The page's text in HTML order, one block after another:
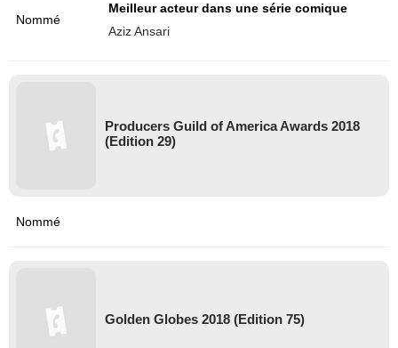
Nommé
Meilleur acteur dans une série comique
Aziz Ansari
Producers Guild of America Awards 2018
(Edition 29)
Nommé
Golden Globes 2018 (Edition 75)